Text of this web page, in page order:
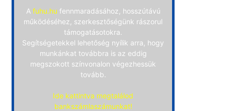
A fuhu.hu fennmaradásához, hosszútávú
működéséhez, szerkesztőségünk rászorul
támogatásotokra.
Segítségetekkel lehetőség nyílik arra, hogy
munkánkat továbbra is az eddig
megszokott színvonalon végezhessük
tovább.
Ide kattintva megtalálod
bankszámlaszámunkat!